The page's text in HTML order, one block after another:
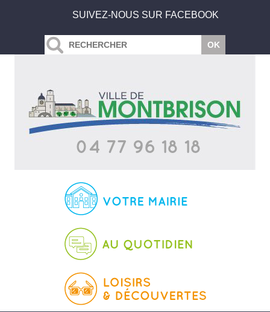
SUIVEZ-NOUS SUR FACEBOOK